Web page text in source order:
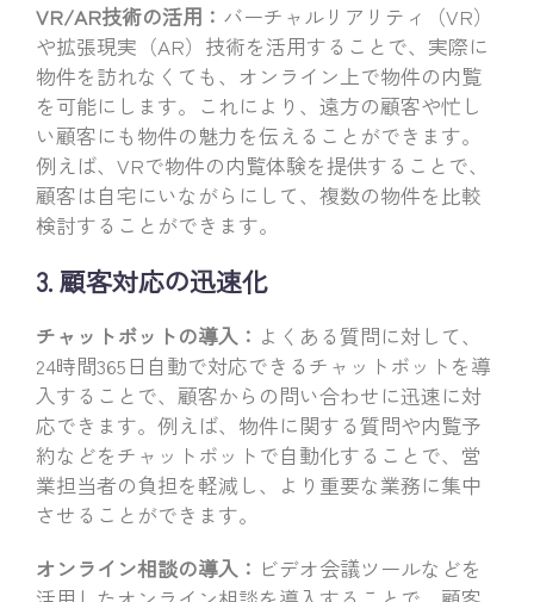
VR/AR技術の活用： バーチャルリアリティ（VR）
や拡張現実（AR）技術を活用することで、実際に
物件を訪れなくても、オンライン上で物件の内覧
を可能にします。これにより、遠方の顧客や忙し
い顧客にも物件の魅力を伝えることができます。
例えば、VRで物件の内覧体験を提供することで、
顧客は自宅にいながらにして、複数の物件を比較
検討することができます。
3. 顧客対応の迅速化
チャットボットの導入： よくある質問に対して、
24時間365日自動で対応できるチャットボットを導
入することで、顧客からの問い合わせに迅速に対
応できます。例えば、物件に関する質問や内覧予
約などをチャットボットで自動化することで、営
業担当者の負担を軽減し、より重要な業務に集中
させることができます。
オンライン相談の導入： ビデオ会議ツールなどを